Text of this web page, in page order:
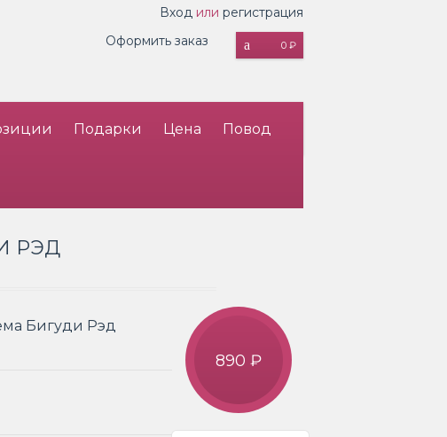
Вход или регистрация
0 ₽
Оформить заказ
Подарки Цена Повод
РЭД
Бигуди Рэд
890 ₽